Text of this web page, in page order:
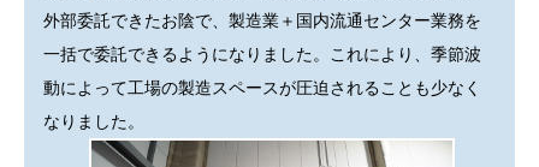
外部委託できたお陰で、製造業＋国内流通センター業務を
一括で委託できるようになりました。これにより、季節波
動によって工場の製造スペースが圧迫されることも少なく
なりました。